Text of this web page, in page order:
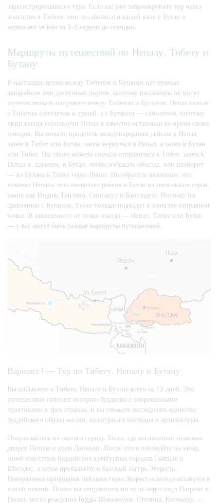
зарегистрированного тура. Если вы уже забронировали тур через
агентство в Тибете, они позаботятся о вашей визе в Бутан и
перешлют ее вам за 3-4 недели до поездки.
Маршруты путешествий по Непалу, Тибету и
Бутану
В настоящее время между Тибетом и Бутаном нет прямых
авиарейсов или доступных портов, поэтому пассажиры не могут
путешествовать напрямую между Тибетом и Бутаном. Непал связан
с Тибетом самолетом и сушей, а с Бутаном — самолетом, поэтому
люди всегда используют Непал в качестве остановки во время своих
поездок. Вы можете прилететь международным рейсом в Непал,
затем в Тибет или Бутан, затем вернуться в Непал, а затем в Бутан
или Тибет. Вы также можете сначала отправиться в Тибет, затем в
Непал и, наконец, в Бутан, чтобы избежать объезда, или наоборот
— из Бутана в Тибет через Непал. Но обратите внимание, что
помимо Непала, есть несколько рейсов в Бутан из нескольких стран,
таких как Индия, Таиланд, Сингапур и Бангладеш. Поэтому по
сравнению с Бутаном, Тибет больше подходит в качестве отправной
точки. В зависимости от точки въезда — Непал, Тибет или Бутан
— у вас могут быть разные маршруты путешествий.
Вариант I — Тур по Тибету, Непалу и Бутану
Вы побываете в Тибете, Непале и Бутане всего за 13 дней. Это
путешествие сочетает историю буддизма с современными
практиками в трех странах, и вы сможете исследовать единство
буддийского образа жизни, культурного наследия и архитектуры.
Отправляйтесь из святого города Лхаса, где вы посетите знаковые
дворец Потала и храм Джоканг. После этого поезжайте на запад,
мимо известных буддийских культурных городов Гьянцзе и
Шигадзе, а затем прибывайте в базовый лагерь Эвереста.
Невероятные природные пейзажи горы Эверест навсегда останутся в
вашей памяти. Позже вы отправитесь по суше через порт Гьиронг в
Непал, место рождения Будды Шакьямуни. Столица, Катманду, —